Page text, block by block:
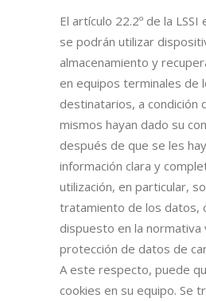
El artículo 22.2º de la
se podrán utilizar
almacenamiento y
en equipos terminales de
destinatarios, a condición
mismos hayan dado su
después de que se les
información clara y
utilización, en particular,
tratamiento de los datos,
dispuesto en la normativa
protección de datos de
A este respecto, puede
cookies en su equipo. Se